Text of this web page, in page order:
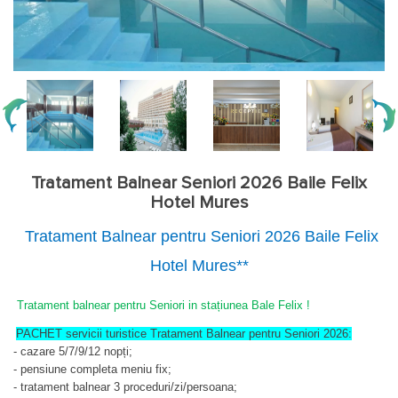
Tratament Balnear Seniori 2026 Baile Felix
Hotel Mures
Tratament Balnear pentru Seniori 2026 Baile Felix
Hotel Mures**
Tratament balnear pentru Seniori in stațiunea Bale Felix !
PACHET servicii turistice Tratament Balnear pentru Seniori 2026:
- cazare 5/7/9/12 nopți;
- pensiune completa meniu fix;
- tratament balnear 3 proceduri/zi/persoana;